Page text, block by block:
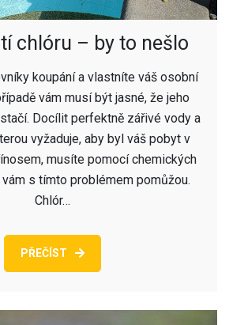
chlóru – by to nešlo
koupání a vlastníte váš osobní
vám musí být jasné, že jeho
Docílit perfektně zářivé vody a
vyžaduje, aby byl váš pobyt v
musíte pomocí chemických
s tímto problémem pomůžou.
Chlór…
PŘEČÍST